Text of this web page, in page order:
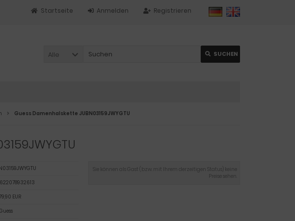
Registrieren
Anmelden
Startseite
Alle SUCHEN
Guess Damenhalskette JUBN03159JWYGTU
Sie können als Gast (bzw. mit Ihrem derzeitigen Status) keine
Preise sehen.
EUR